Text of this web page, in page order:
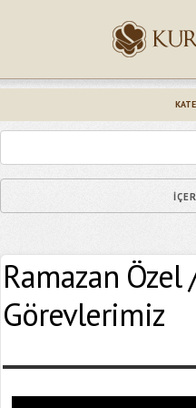
Ramazan
Görevlerimiz
Epostanız (*)
Yaşadığınız Hatanın Ayrıntıları